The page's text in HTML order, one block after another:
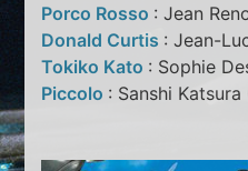
Porco Rosso : Jean
Donald Curtis : Jean-
Tokiko Kato : Sophie
Piccolo : Sanshi